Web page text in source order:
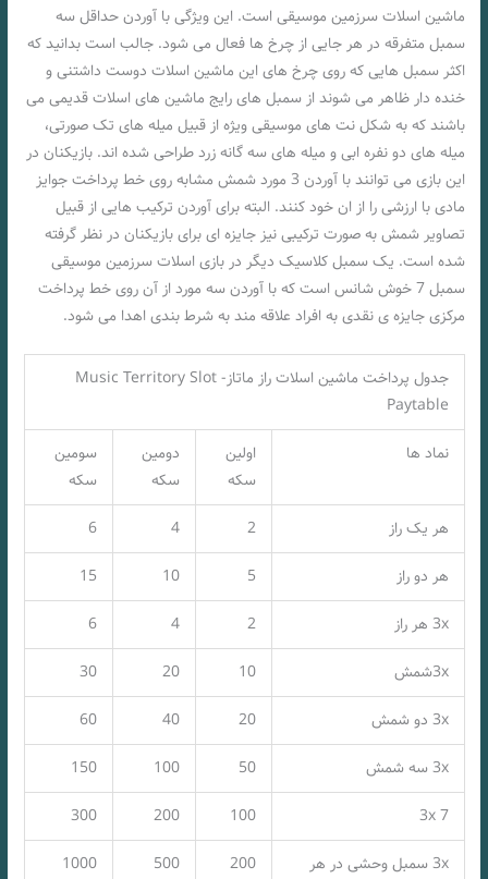
ماشین اسلات سرزمین موسیقی است. این ویژگی با آوردن حداقل سه
سمبل متفرقه در هر جایی از چرخ ها فعال می شود. جالب است بدانید که
اکثر سمبل هایی که روی چرخ های این ماشین اسلات دوست داشتنی و
خنده دار ظاهر می شوند از سمبل های رایج ماشین های اسلات قدیمی می
باشند که به شکل نت های موسیقی ویژه از قبیل میله های تک صورتی،
میله های دو نفره ابی و میله های سه گانه زرد طراحی شده اند. بازیکنان در
این بازی می توانند با آوردن 3 مورد شمش مشابه روی خط پرداخت جوایز
مادی با ارزشی را از ان خود کنند. البته برای آوردن ترکیب هایی از قبیل
تصاویر شمش به صورت ترکیبی نیز جایزه ای برای بازیکنان در نظر گرفته
شده است. یک سمبل کلاسیک دیگر در بازی اسلات سرزمین موسیقی
سمبل 7 خوش شانس است که با آوردن سه مورد از آن روی خط پرداخت
مرکزی جایزه ی نقدی به افراد علاقه مند به شرط بندی اهدا می شود.
جدول پرداخت ماشین اسلات راز ماتاز- Music Territory Slot
Paytable
نماد ها
اولین
سکه
دومین
سکه
سومین
سکه
هر یک راز 2
4
6
هر دو راز 5
10
15
3x هر راز 2
4
6
3xشمش 10
20
30
3x دو شمش 20
40
60
3x سه شمش 50
100
150
3x 7
100
200
300
3x سمبل وحشی در هر
200
500
1000